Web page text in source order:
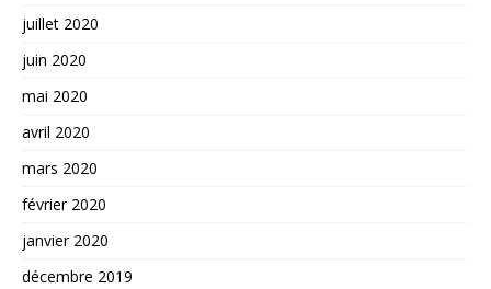
juillet 2020
juin 2020
mai 2020
avril 2020
mars 2020
février 2020
janvier 2020
décembre 2019